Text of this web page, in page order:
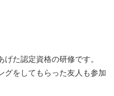
た認定資格の研修です。
グをしてもらった友人も参加